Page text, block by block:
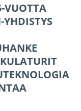
VUOTTA
YHDISTYS